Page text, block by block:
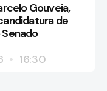
Gouveia,
de
16:30